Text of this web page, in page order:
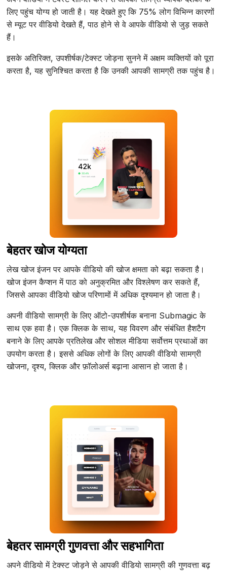
लिए पहुंच योग्य हो जाती है। यह देखते हुए कि 75% लोग विभिन्न कारणों
से म्यूट पर वीडियो देखते हैं, पाठ होने से वे आपके वीडियो से जुड़ सकते
हैं।
इसके अतिरिक्त, उपशीर्षक/टेक्स्ट जोड़ना सुनने में अक्षम व्यक्तियों को पूरा
करता है, यह सुनिश्चित करता है कि उनकी आपकी सामग्री तक पहुंच है।
बेहतर खोज योग्यता
लेख खोज इंजन पर आपके वीडियो की खोज क्षमता को बढ़ा सकता है।
खोज इंजन कैप्शन में पाठ को अनुक्रमित और विश्लेषण कर सकते हैं,
जिससे आपका वीडियो खोज परिणामों में अधिक दृश्यमान हो जाता है।
अपनी वीडियो सामग्री के लिए ऑटो-उपशीर्षक बनाना Submagic के
साथ एक हवा है। एक क्लिक के साथ, यह विवरण और संबंधित हैशटैग
बनाने के लिए आपके प्रतिलेख और सोशल मीडिया सर्वोत्तम प्रथाओं का
उपयोग करता है। इससे अधिक लोगों के लिए आपकी वीडियो सामग्री
खोजना, दृश्य, क्लिक और फ़ॉलोअर्स बढ़ाना आसान हो जाता है।
बेहतर सामग्री गुणवत्ता और सहभागिता
अपने वीडियो में टेक्स्ट जोड़ने से आपकी वीडियो सामग्री की गुणवत्ता बढ़